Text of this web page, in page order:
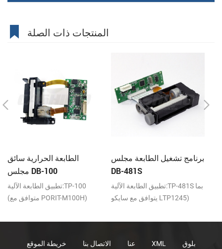
المنتجات ذات الصلة
الطابعة الحرارية سائق
مجلس DB-100
تطبيق الطابعة الآلية:TP-100
(متوافق مع PORIT-M100H)
برنامج تشغيل الطابعة مجلس
DB-481S
تطبيق الطابعة الآلية:TP-481S بما
يتوافق مع سايكو LTP1245)
عنا الاتصال بنا خريطة الموقع XML بلوق